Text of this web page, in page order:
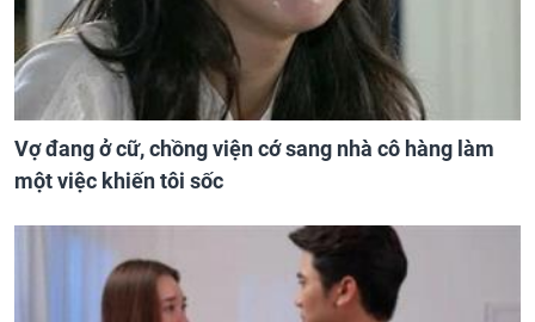
Vợ đang ở cữ, chồng viện cớ sang nhà cô hàng làm
một việc khiến tôi sốc